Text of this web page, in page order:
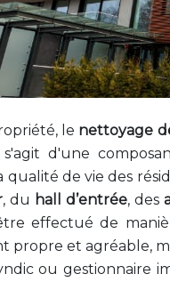
le nettoyage
d'une
de vie des
, du hall d’entrée, des
effectué de
propre et agréable,
ou gestionnaire